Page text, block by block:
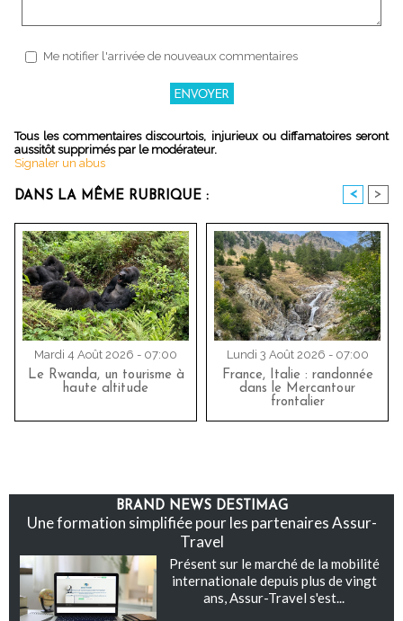
Me notifier l'arrivée de nouveaux commentaires
Tous les commentaires discourtois, injurieux ou diffamatoires seront
aussitôt supprimés par le modérateur.
Signaler un abus
DANS LA MÊME RUBRIQUE : < >
Mardi 4 Août 2026 - 07:00
Le Rwanda, un tourisme à
haute altitude
Lundi 3 Août 2026 - 07:00
France, Italie : randonnée
dans le Mercantour
frontalier
BRAND NEWS DESTIMAG
Une formation simplifiée pour les partenaires Assur-
Travel
Présent sur le marché de la mobilité
internationale depuis plus de vingt
ans, Assur-Travel s'est...